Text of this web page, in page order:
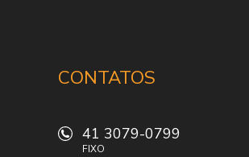
CONTATOS
41 3079-0799
FIXO